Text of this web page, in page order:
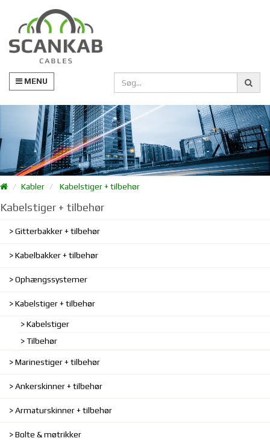
MENU
Kabler Kabelstiger + tilbehør
Kabelstiger + tilbehør
Gitterbakker + tilbehør
Kabelbakker + tilbehør
Ophængssystemer
Kabelstiger + tilbehør
Kabelstiger
Tilbehør
Marinestiger + tilbehør
Ankerskinner + tilbehør
Armaturskinner + tilbehør
Bolte & møtrikker